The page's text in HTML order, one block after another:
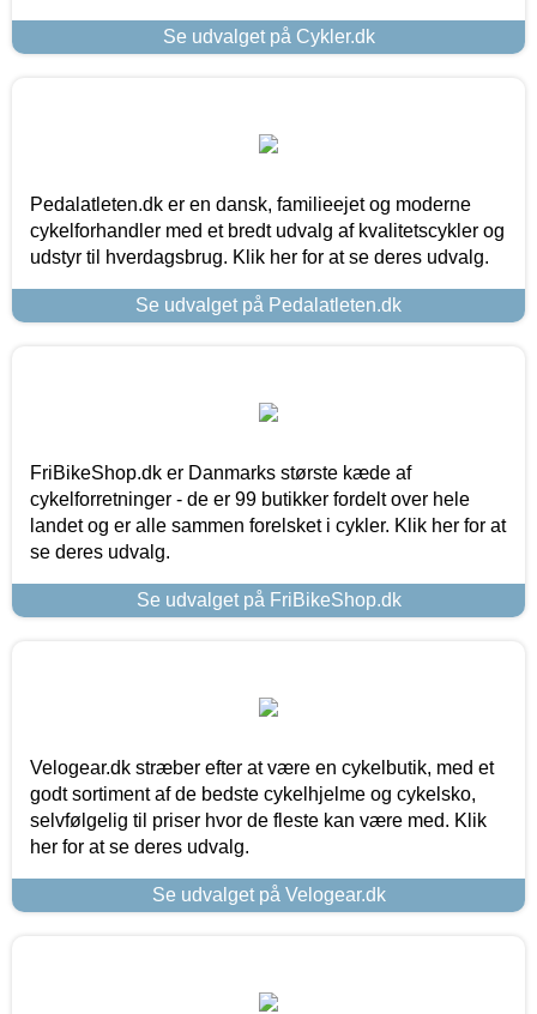
Se udvalget på Cykler.dk
Pedalatleten.dk er en dansk, familieejet og moderne
cykelforhandler med et bredt udvalg af kvalitetscykler og
udstyr til hverdagsbrug. Klik her for at se deres udvalg.
Se udvalget på Pedalatleten.dk
FriBikeShop.dk er Danmarks største kæde af
cykelforretninger - de er 99 butikker fordelt over hele
landet og er alle sammen forelsket i cykler. Klik her for at
se deres udvalg.
Se udvalget på FriBikeShop.dk
Velogear.dk stræber efter at være en cykelbutik, med et
godt sortiment af de bedste cykelhjelme og cykelsko,
selvfølgelig til priser hvor de fleste kan være med. Klik
her for at se deres udvalg.
Se udvalget på Velogear.dk